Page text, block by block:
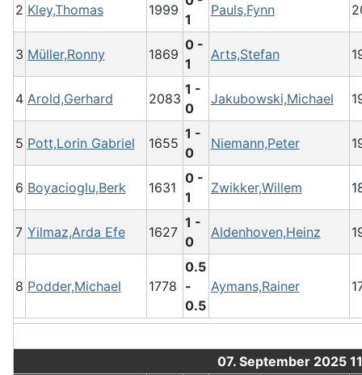
2 Kley,Thomas 1999
1
Pauls,Fynn
3 Müller,Ronny 1869
0 -
1
Arts,Stefan
4 Arold,Gerhard 2083
1 -
0
Jakubowski,Michael
5 Pott,Lorin Gabriel 1655
1 -
0
Niemann,Peter
6 Boyacioglu,Berk 1631
0 -
1
Zwikker,Willem
7 Yilmaz,Arda Efe 1627
1 -
0
Aldenhoven,Heinz
8 Podder,Michael 1778
0.5
-
0.5
Aymans,Rainer
07. September 2025